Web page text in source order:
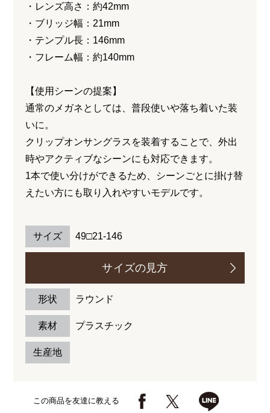
・レンズ高さ：約42mm
・ブリッジ幅：21mm
・テンプル長：146mm
・フレーム幅：約140mm
【使用シーンの提案】
通常のメガネとしては、普段使いや落ち着いた装
いに。
クリップオンサングラスを装着することで、外出
時やアクティブなシーンにも対応できます。
1本で使い分けができるため、シーンごとに掛け替
えたい方にも取り入れやすいモデルです。
サイズ 49□21-146
サイズの見方
形状 ラウンド
素材 プラスチック
生産地
この商品を友達に教える